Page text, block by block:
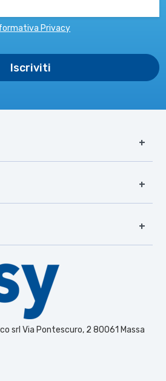
Privacy
srl Via Pontescuro, 2 80061 Massa